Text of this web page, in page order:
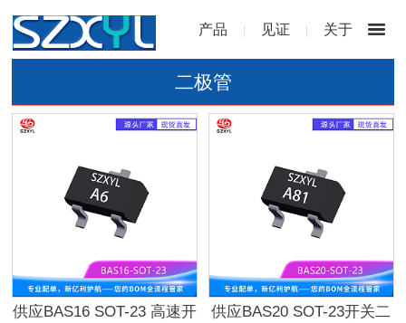
产品 | 见证 | 关于
二极管
供应BAS16 SOT-23 高速开
供应BAS20 SOT-23开关二